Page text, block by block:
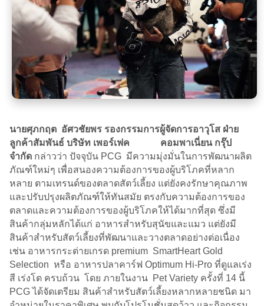
นายศุภกฤต อัศวชัยพร รองกรรมการผู้จัดการอาวุโส ฝ่าย
ลูกค้าสัมพันธ์ บริษัท เพอร์เฟค คอมพาเนี่ยน กรุ๊ป
จำกัด กล่าวว่า ปัจจุบัน PCG มีความมุ่งมั่นในการพัฒนาผลิต
ภัณฑ์ใหม่ๆ เพื่อสนองความต้องการของผู้บริโภคที่หลาก
หลาย ตามเทรนด์ของตลาดสัตว์เลี้ยง แต่ยังคงรักษาคุณภาพ
และปรับปรุงผลิตภัณฑ์ให้ทันสมัย ตรงกับความต้องการของ
ตลาดและความต้องการของผู้บริโภคให้ได้มากที่สุด ซึ่งมี
สินค้ากลุ่มหลักได้แก่ อาหารสำหรับสุนัขและแมว แต่ยังมี
สินค้าสำหรับสัตว์เลี้ยงที่พัฒนาและวางตลาดอย่างต่อเนื่อง
เช่น อาหารกระต่ายเกรด premium SmartHeart Gold
Selection หรือ อาหารปลาคาร์ฟ Optimum Hi-Pro ที่ดูแลเร่ง
สี เร่งโต ครบถ้วน โดย ภายในงาน Pet Variety ครั้งที่ 14 นี้
PCG ได้จัดเตรียม สินค้าสำหรับสัตว์เลี้ยงหลากหลายชนิด มา